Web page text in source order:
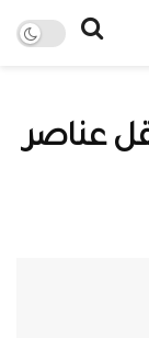
عناصر